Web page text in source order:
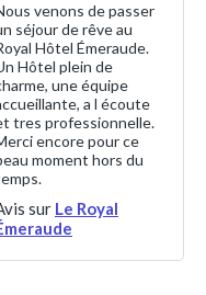
venons de passer
séjour de rêve au
Hôtel Émeraude.
Hôtel plein de
une équipe
a l écoute
tres professionnelle.
encore pour ce
moment hors du
sur Le Royal